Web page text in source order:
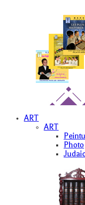
ART
ART
Photo